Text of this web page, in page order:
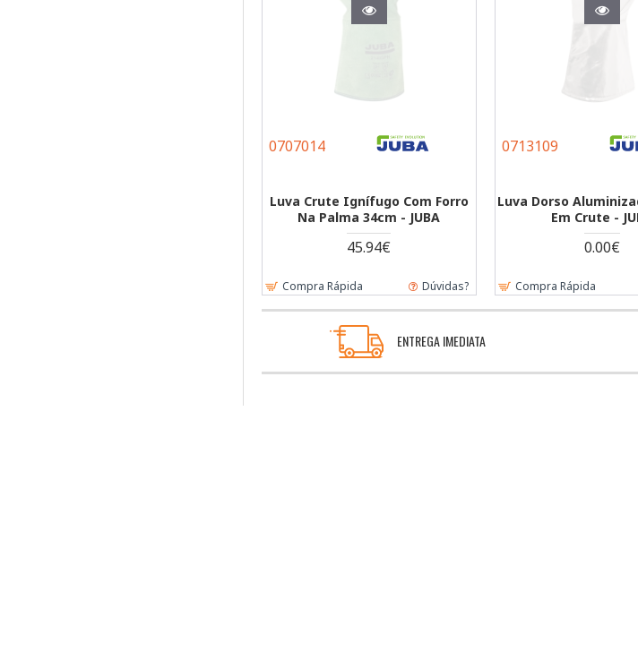
0707014
Luva Crute Ignífugo Com Forro
Na Palma 34cm - JUBA
45.94€
Compra Rápida Dúvidas?
0713109
Luva Dorso
Em Crute -
0.00€
Compra Rápida
ENTREGA IMEDIATA